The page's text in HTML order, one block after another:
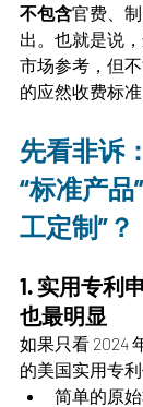
不包含官费、
出。也就是说
市场参考，但
的应然收费标准
先看非诉
“标准产品
工定制”？
1. 实用专利
也最明显
如果只看 2024
的美国实用专
简单的原